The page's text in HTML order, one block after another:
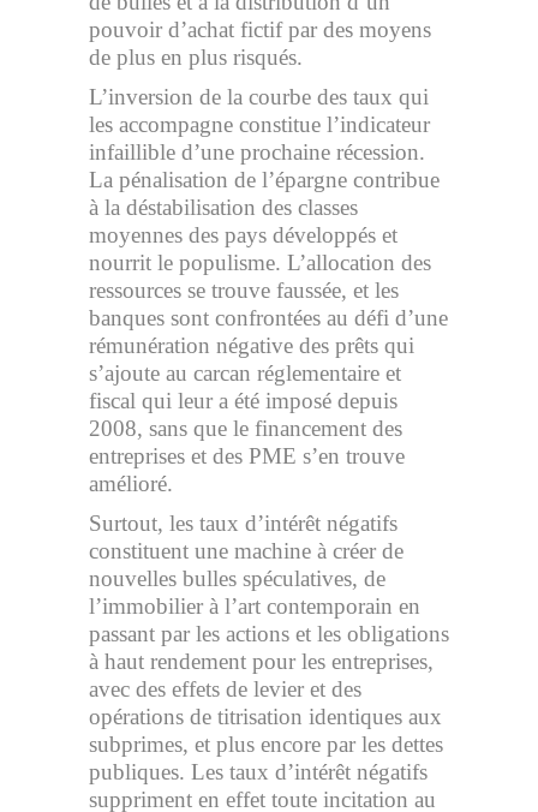
pouvoir d’achat fictif par des moyens
de plus en plus risqués.
L’inversion de la courbe des taux qui
les accompagne constitue l’indicateur
infaillible d’une prochaine récession.
La pénalisation de l’épargne contribue
à la déstabilisation des classes
moyennes des pays développés et
nourrit le populisme. L’allocation des
ressources se trouve faussée, et les
banques sont confrontées au défi d’une
rémunération négative des prêts qui
s’ajoute au carcan réglementaire et
fiscal qui leur a été imposé depuis
2008, sans que le financement des
entreprises et des PME s’en trouve
amélioré.
Surtout, les taux d’intérêt négatifs
constituent une machine à créer de
nouvelles bulles spéculatives, de
l’immobilier à l’art contemporain en
passant par les actions et les obligations
à haut rendement pour les entreprises,
avec des effets de levier et des
opérations de titrisation identiques aux
subprimes, et plus encore par les dettes
publiques. Les taux d’intérêt négatifs
suppriment en effet toute incitation au